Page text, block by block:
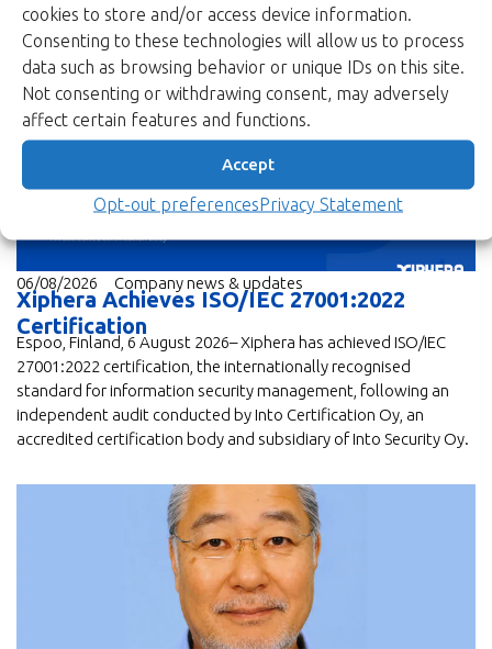
cookies to store and/or access device information.
Consenting to these technologies will allow us to process
data such as browsing behavior or unique IDs on this site.
Not consenting or withdrawing consent, may adversely
affect certain features and functions.
Accept
Opt-out preferencesPrivacy Statement
Read more
06/08/2026 Company news & updates
Xiphera Achieves ISO/IEC 27001:2022
Certification
Espoo, Finland, 6 August 2026– Xiphera has achieved ISO/IEC
27001:2022 certification, the internationally recognised
standard for information security management, following an
independent audit conducted by Into Certification Oy, an
accredited certification body and subsidiary of Into Security Oy.